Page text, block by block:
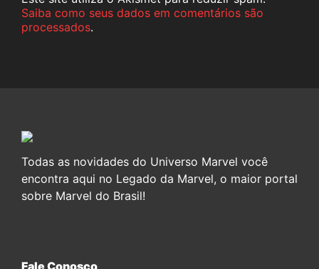
Saiba como seus dados em comentários são
processados.
Todas as novidades do Universo Marvel você
encontra aqui no Legado da Marvel, o maior portal
sobre Marvel do Brasil!
Fale Conosco